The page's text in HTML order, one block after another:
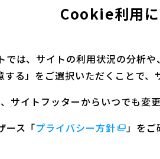
ジャンプフェスタ2025にて『
Cookie利用に
では、サイトの利用状況の分析
する」をご選択いただくことで
サイトフッターからいつでも変更
ース 「プライバシー方針 」をご